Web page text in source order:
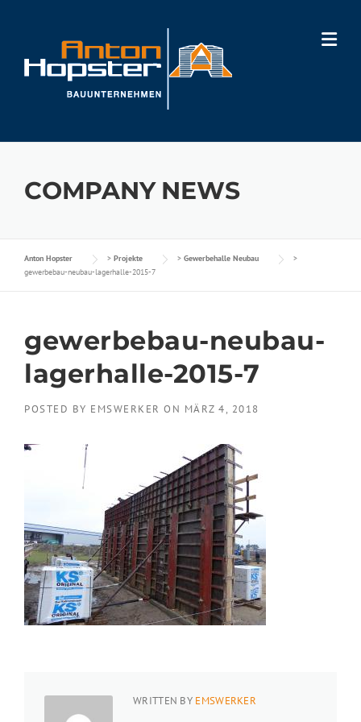
content
COMPANY NEWS
Anton Hopster > Projekte > Gewerbehalle Neubau
>
gewerbebau-neubau-lagerhalle-2015-7
gewerbebau-neubau-
lagerhalle-2015-7
POSTED BY EMSWERKER ON MÄRZ 4, 2018
WRITTEN BY EMSWERKER